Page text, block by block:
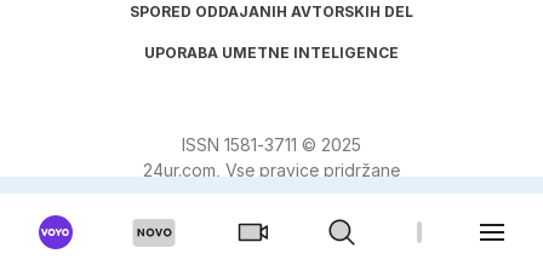
SPORED ODDAJANIH AVTORSKIH DEL
UPORABA UMETNE INTELIGENCE
ISSN 1581‑3711 © 2025
24ur.com, Vse pravice pridržane